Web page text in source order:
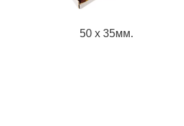
50 х 35мм.